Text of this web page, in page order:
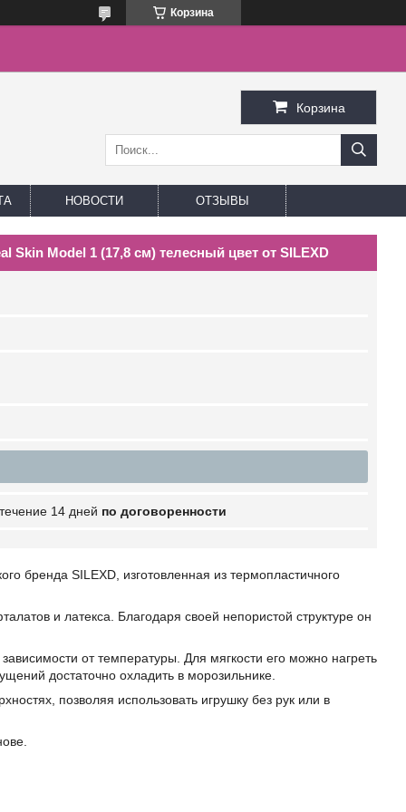
Корзина
Корзина
НОВОСТИ ОТЗЫВЫ
Skin Model 1 (17,8 см) телесный цвет от SILEXD
14 дней по договоренности
бренда SILEXD, изготовленная из термопластичного
и латекса. Благодаря своей непористой структуре он
от температуры. Для мягкости его можно нагреть
достаточно охладить в морозильнике.
позволяя использовать игрушку без рук или в